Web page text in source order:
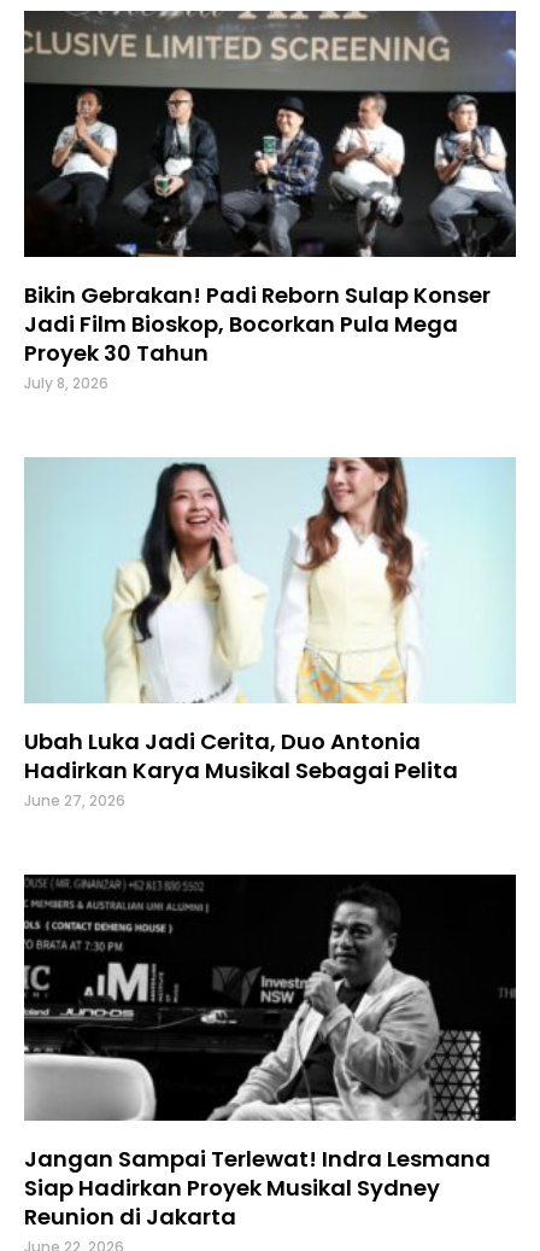
Bikin Gebrakan! Padi Reborn Sulap Konser
Jadi Film Bioskop, Bocorkan Pula Mega
Proyek 30 Tahun
July 8, 2026
Ubah Luka Jadi Cerita, Duo Antonia
Hadirkan Karya Musikal Sebagai Pelita
June 27, 2026
Jangan Sampai Terlewat! Indra Lesmana
Siap Hadirkan Proyek Musikal Sydney
Reunion di Jakarta
June 22, 2026